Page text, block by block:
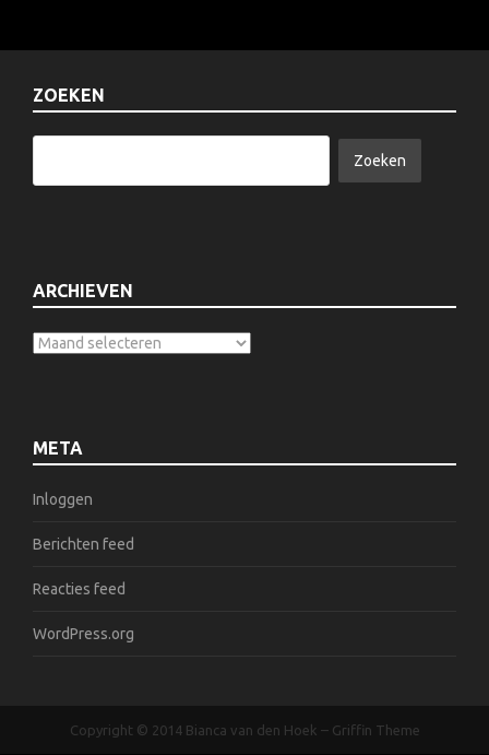
ZOEKEN
ARCHIEVEN
META
Inloggen
Berichten feed
Reacties feed
WordPress.org
Copyright © 2014 Bianca van den Hoek – Griffin Theme